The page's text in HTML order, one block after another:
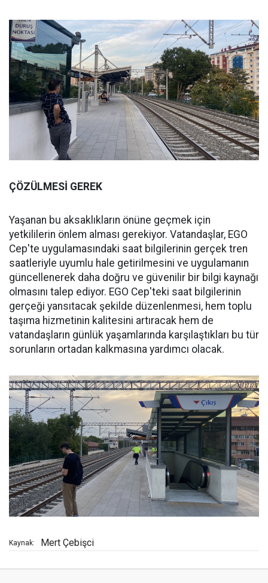
ÇÖZÜLMESİ GEREK
Yaşanan bu aksaklıkların önüne geçmek için
yetkililerin önlem alması gerekiyor. Vatandaşlar, EGO
Cep'te uygulamasındaki saat bilgilerinin gerçek tren
saatleriyle uyumlu hale getirilmesini ve uygulamanın
güncellenerek daha doğru ve güvenilir bir bilgi kaynağı
olmasını talep ediyor. EGO Cep'teki saat bilgilerinin
gerçeği yansıtacak şekilde düzenlenmesi, hem toplu
taşıma hizmetinin kalitesini artıracak hem de
vatandaşların günlük yaşamlarında karşılaştıkları bu tür
sorunların ortadan kalkmasına yardımcı olacak.
Kaynak: Mert Çebişci